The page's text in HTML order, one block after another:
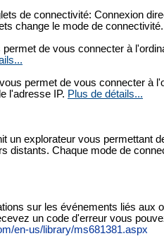
de connectivité: Connexion
change le mode de
permet de vous connecter à
permet de vous connecter à
l'adresse IP. Plus de détails...
un explorateur vous permettant
distants. Chaque mode de
sur les événements liés aux
un code d'erreur vous
en-us/library/ms681381.aspx